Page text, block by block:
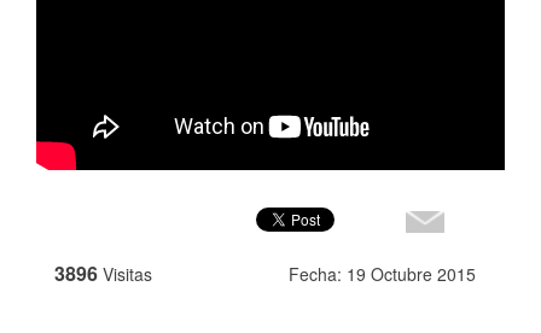
3896 Visitas Fecha: 19 Octubre 2015